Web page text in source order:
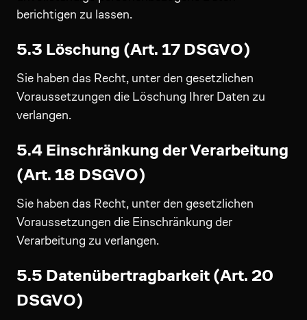
berichtigen zu lassen.
5.3 Löschung (Art. 17 DSGVO)
Sie haben das Recht, unter den gesetzlichen
Voraussetzungen die Löschung Ihrer Daten zu
verlangen.
5.4 Einschränkung der Verarbeitung
(Art. 18 DSGVO)
Sie haben das Recht, unter den gesetzlichen
Voraussetzungen die Einschränkung der
Verarbeitung zu verlangen.
5.5 Datenübertragbarkeit (Art. 20
DSGVO)